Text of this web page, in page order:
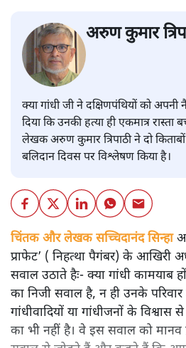
अरुण कुमार
क्या गांधी जी ने दक्षिणपंथियों को
दिया कि उनकी हत्या ही एकमात्र रास्ता
लेखक अरुण कुमार त्रिपाठी ने दो किताबों
बलिदान दिवस पर विश्लेषण किया है।
चिंतक और लेखक सच्चिदानंद सिन्हा
प्राफेट’ ( निहत्था पैगंबर) के आखिरी
सवाल उठाते हैः- क्या गांधी कामयाब
का निजी सवाल है, न ही उनके
गांधीवादियों या गांधीजनों के
का भी नहीं है। वे इस सवाल को मानव